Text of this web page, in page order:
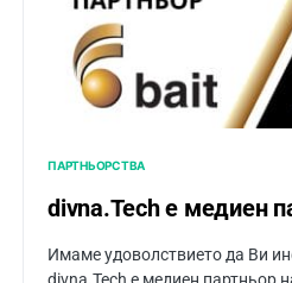
ПАРТНЬОРСТВА
divna.Tech е медиен
Имаме удоволствието да Ви